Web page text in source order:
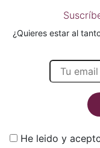
¿Quieres estar al